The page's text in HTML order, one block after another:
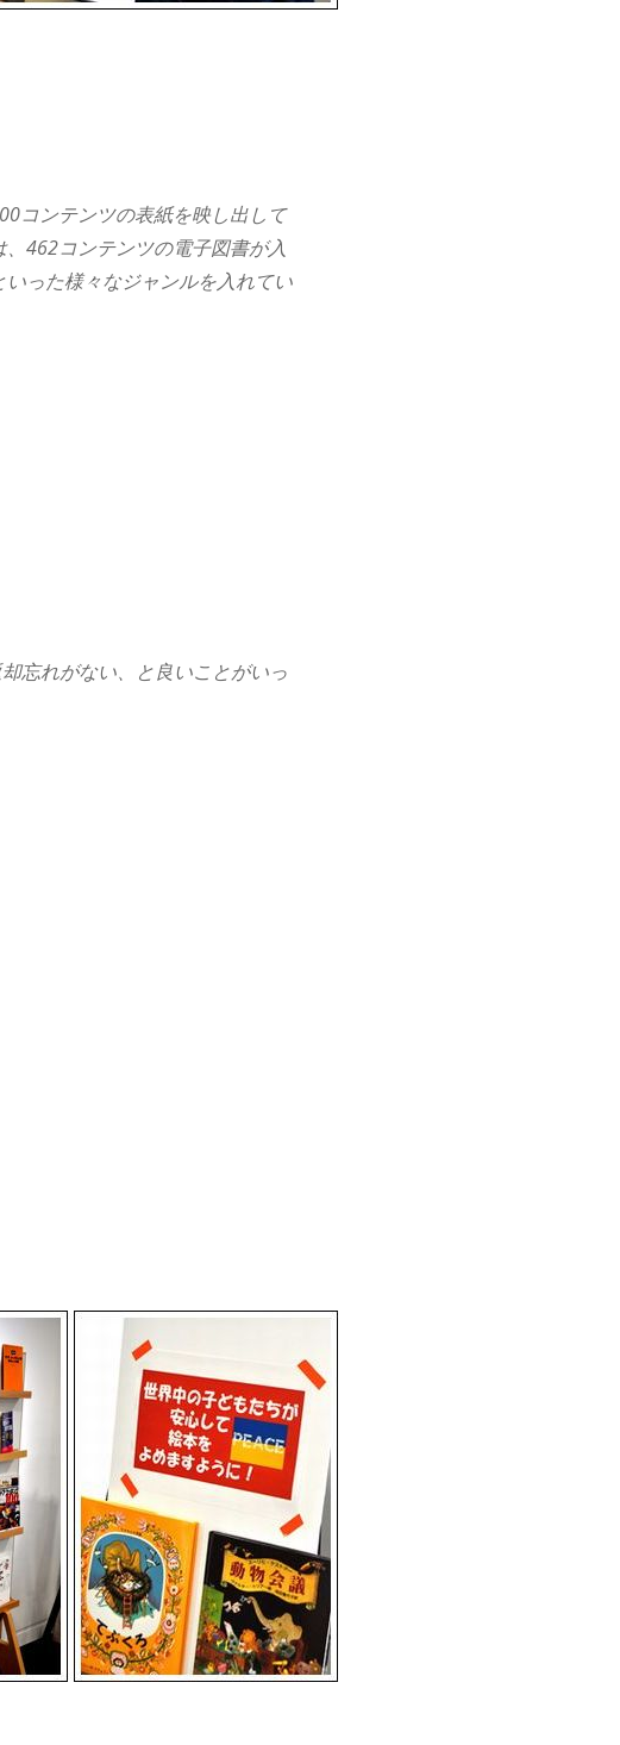
コンテンツの表紙を映し出して
462コンテンツの電子図書が入
った様々なジャンルを入れてい
忘れがない、と良いことがいっ